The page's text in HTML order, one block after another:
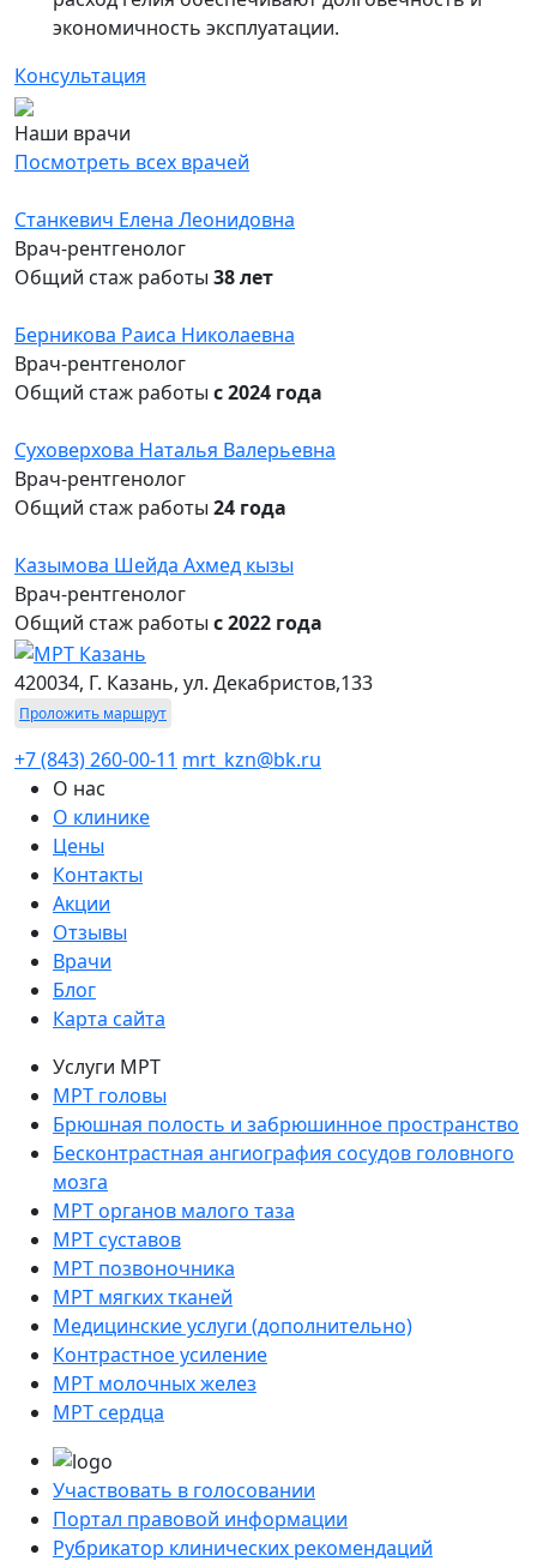
экономичность эксплуатации.
Консультация
Наши врачи
Посмотреть всех врачей
Станкевич Елена Леонидовна
Врач-рентгенолог
Общий стаж работы 38 лет
Берникова Раиса Николаевна
Врач-рентгенолог
Общий стаж работы с 2024 года
Суховерхова Наталья Валерьевна
Врач-рентгенолог
Общий стаж работы 24 года
Казымова Шейда Ахмед кызы
Врач-рентгенолог
Общий стаж работы с 2022 года
420034, Г. Казань, ул. Декабристов,133
Проложить маршрут
+7 (843) 260-00-11 mrt_kzn@bk.ru
О нас
О клинике
Цены
Контакты
Акции
Отзывы
Врачи
Блог
Карта сайта
Услуги МРТ
МРТ головы
Брюшная полость и забрюшинное пространство
Бесконтрастная ангиография сосудов головного
мозга
МРТ органов малого таза
МРТ суставов
МРТ позвоночника
МРТ мягких тканей
Медицинские услуги (дополнительно)
Контрастное усиление
МРТ молочных желез
МРТ сердца
Участвовать в голосовании
Портал правовой информации
Рубрикатор клинических рекомендаций